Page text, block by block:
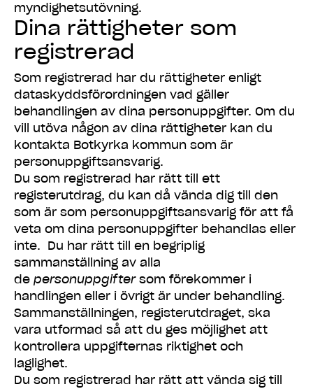
myndighetsutövning.
Dina rättigheter som
registrerad
Som registrerad har du rättigheter enligt
dataskyddsförordningen vad gäller
behandlingen av dina personuppgifter. Om du
vill utöva någon av dina rättigheter kan du
kontakta Botkyrka kommun som är
personuppgiftsansvarig.
Du som registrerad har rätt till ett
registerutdrag, du kan då vända dig till den
som är som personuppgiftsansvarig för att få
veta om dina personuppgifter behandlas eller
inte. Du har rätt till en begriplig
sammanställning av alla
de personuppgiftersom förekommer i
handlingen eller i övrigt är under behandling.
Sammanställningen, registerutdraget, ska
vara utformad så att du ges möjlighet att
kontrollera uppgifternas riktighet och
laglighet.
Du som registrerad har rätt att vända sig till